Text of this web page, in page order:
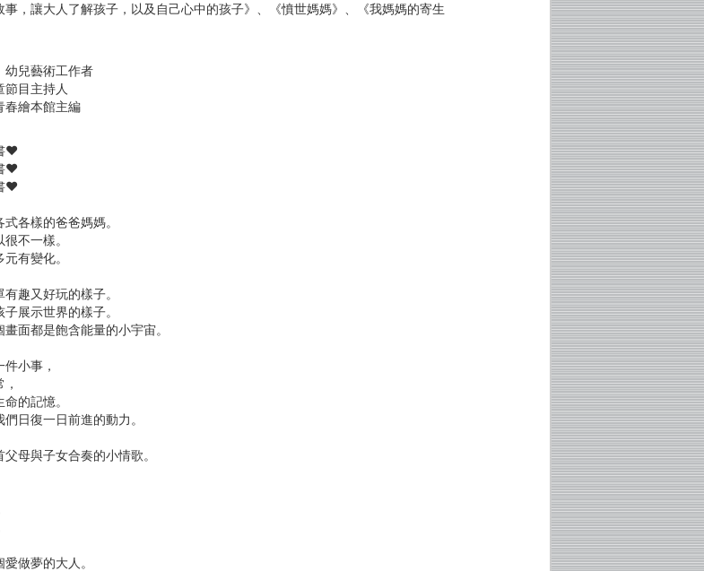
，讓大人了解孩子，以及自己心中的孩子》、《憤世媽媽》、《我媽媽的寄生
幼兒藝術工作者
目主持人
春繪本館主編
♥
♥
♥
各樣的爸爸媽媽。
不一樣。
有變化。
趣又好玩的樣子。
展示世界的樣子。
面都是飽含能量的小宇宙。
小事，
的記憶。
日復一日前進的動力。
母與子女合奏的小情歌。
做夢的大人。